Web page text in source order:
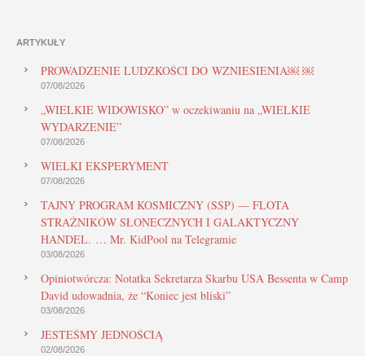
ARTYKUŁY
PROWADZENIE LUDZKOŚCI DO WZNIESIENIA￼ ￼
07/08/2026
„WIELKIE WIDOWISKO” w oczekiwaniu na „WIELKIE
WYDARZENIE”
07/08/2026
WIELKI EKSPERYMENT
07/08/2026
TAJNY PROGRAM KOSMICZNY (SSP) — FLOTA
STRAŻNIKÓW SŁONECZNYCH I GALAKTYCZNY
HANDEL. … Mr. KidPool na Telegramie
03/08/2026
Opiniotwórcza: Notatka Sekretarza Skarbu USA Bessenta w Camp
David udowadnia, że “Koniec jest bliski”
03/08/2026
JESTEŚMY JEDNOŚCIĄ
02/08/2026